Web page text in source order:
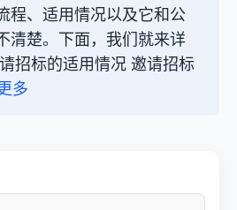
程、适用情况以及它和公
清楚。下面，我们就来详
招标的适用情况 邀请招标
多